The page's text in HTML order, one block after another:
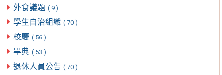
外食議題 ( 9 )
學生自治組織 ( 70 )
校慶 ( 56 )
畢典 ( 53 )
退休人員公告 ( 70 )